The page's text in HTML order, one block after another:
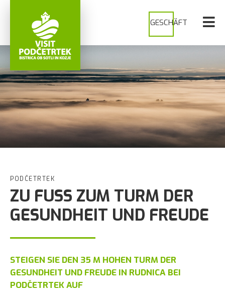
GESCHÄFT
PODČETRTEK
ZU FUSS ZUM TURM DER
GESUNDHEIT UND FREUDE
STEIGEN SIE DEN 35 M HOHEN TURM DER
GESUNDHEIT UND FREUDE IN RUDNICA BEI
PODČETRTEK AUF